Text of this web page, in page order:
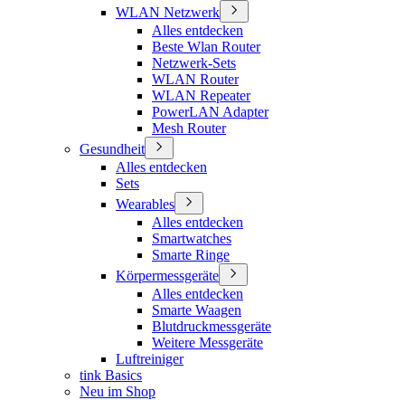
WLAN Netzwerk
Alles entdecken
Beste Wlan Router
Netzwerk-Sets
WLAN Router
WLAN Repeater
PowerLAN Adapter
Mesh Router
Gesundheit
Alles entdecken
Sets
Wearables
Alles entdecken
Smartwatches
Smarte Ringe
Körpermessgeräte
Alles entdecken
Smarte Waagen
Blutdruckmessgeräte
Weitere Messgeräte
Luftreiniger
tink Basics
Neu im Shop